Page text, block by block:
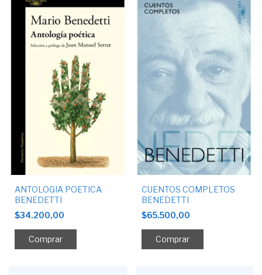
ANTOLOGIA POETICA
BENEDETTI
$34.200,00
CUENTOS COMPLETOS
BENEDETTI
$65.500,00